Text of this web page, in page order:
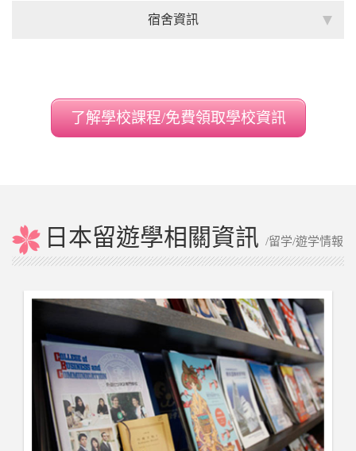
宿舍資訊
了解學校課程/免費領取學校資訊
日本留遊學相關資訊/留学/遊学情報